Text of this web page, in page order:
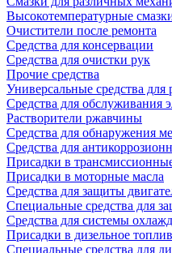
Высокотемпературные
Очистители после ремонта
Средства для консервации
Средства для очистки рук
Прочие средства
Универсальные средства для
Средства для обслуживания
Растворители ржавчины
Средства для обнаружения
Средства для
Присадки в
Присадки в моторные масла
Средства для защиты
Специальныe средства для
Средства для системы
Присадки в дизельное
Спeциальные средства для